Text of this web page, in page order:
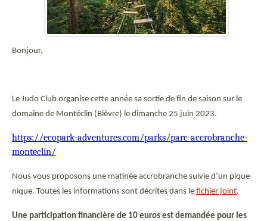
Bonjour,
Le Judo Club organise cette année sa sortie de fin de saison sur le
domaine de Montéclin (Bièvre) le dimanche 25 juin 2023.
https://ecopark-adventures.com/parks/parc-accrobranche-
monteclin/
Nous vous proposons une matinée accrobranche suivie d’un pique-
nique. Toutes les informations sont décrites dans le fichier joint.
Une participation financière de 10 euros est demandée pour les